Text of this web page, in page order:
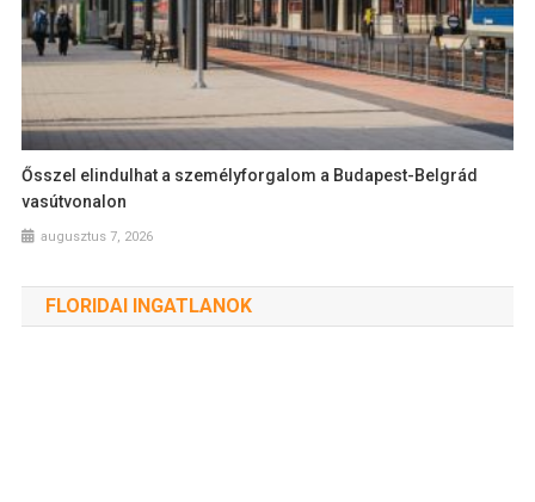
Ősszel elindulhat a személyforgalom a Budapest-Belgrád
vasútvonalon
augusztus 7, 2026
FLORIDAI INGATLANOK